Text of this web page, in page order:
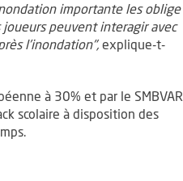
importante les oblige
joueurs peuvent interagir avec
l’inondation", explique-t-
à 30% et par le SMBVAR
scolaire à disposition des